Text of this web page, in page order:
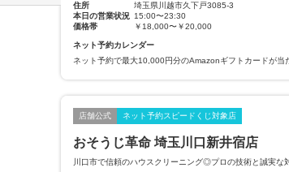
住所
埼玉県川越市久下戸3085-3
本日の営業状況 15:00〜23:30
価格帯
￥18,000〜￥20,000
ネット予約カレンダー
ネット予約で最大10,000円分のAmazonギフトカードが当
店舗公式 ネット予約スピードくじ対象店
おそうじ革命 埼玉川口新井宿店
川口市で信頼のハウスクリーニング◎プロの技術と誠実な